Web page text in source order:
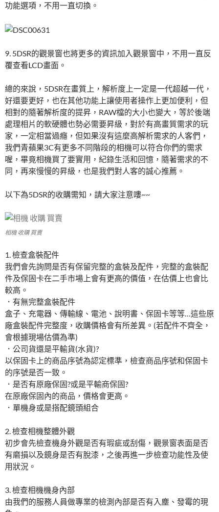
功能選項，不用一直切換。
9. 5DSR的觀景窗也將更多的資訊加入觀景窗中，不用一直反
覆查看LCD畫面。
總的來說，5DSR在畫質上，解析度上一定是一代超越一代，
好還要更好，也在其他功能上讓使用者操作上更加便利，但
相對的隨著解析度的提昇，RAW檔的大小也變大，等於後端
處理相片的軟硬體也勢必需要昇級，對於有高畫質需求的玩
家，一定相當過癮，但如果沒有這麼高解析需求的人客們，
我們青蘋果3C有更多不同階段的相機可以符合你們的需求
喔，畢竟相機買了要實用，紀錄生活和回憶，隨著需求的不
同，再來慢慢的昇級，也是我們對人客的誠心推薦。
以下為5DSR的收購需知，請大家注意嘍~~
相機 收購 買賣
1. 檢查盒裝配件
我們會先詢問是否有保留完整的盒裝及配件，完整的盒裝配
件及保固卡在二手市場上會有更高的價值，在估價上也會比
較高。
．有無完整盒裝配件
盒子、充電器、傳輸線、電池、說明書、保固卡等等…這些原
廠盒裝配件完整度，收購價格會有所差異。(若配件不齊全，
會根據現場估價為準)
．公司貨還是平輸貨(水貨)?
以保固卡上的商品序號為認定標準，檢查商品序號和保固卡
的序號是否一致。
．是否有原廠保固?或是平輸商保固?
在原廠保固內的商品，價格會更高。
．單機身或是搭配鏡頭組合
2. 檢查相機整體外觀
初步會先檢查機身外觀是否有瑕疵或刮傷，觀景窗表面是否
有磨損以及鏡身是否有脫漆，之後再進一步檢查功能性及使
用狀況。
3. 檢查相機機身內部
由我們的服務人員做專業的檢測內部是否有入塵、發霉的現